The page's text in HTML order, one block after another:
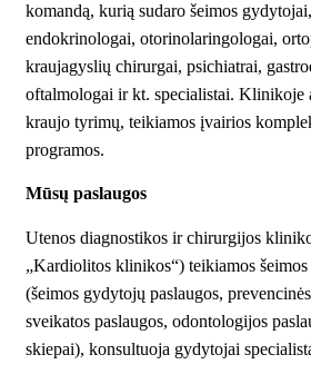
komandą, kurią sudaro šeimos
endokrinologai, otorinolaringologai,
kraujagyslių chirurgai, psichiatrai,
oftalmologai ir kt. specialistai. Klinikoje
kraujo tyrimų, teikiamos įvairios
programos.
Mūsų paslaugos
Utenos diagnostikos ir chirurgijos
„Kardiolitos klinikos“) teikiamos
(šeimos gydytojų paslaugos,
sveikatos paslaugos, odontologijos
skiepai), konsultuoja gydytojai